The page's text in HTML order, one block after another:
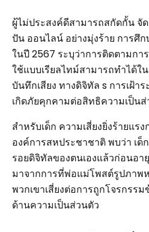
ผู้ไม่ประสงค์ดีสามารถสกัดกั้น จั
ปัน ออนไลน์ อย่างมุ่งร้าย การศึก
ในปี 2567 ระบุว่าการติดตามก
ใช้แบบเรียลไทม์สามารถทำได้ใ
บันทึกเสียง ทางดิจิทัล s การเฝ้า
เกิดภัยคุกคามต่อสิทธิความเป็น
สำหรับเด็ก ความเสี่ยงยิ่งร้ายแร
องค์การสหประชาชาติ พบว่า เด็
รอยดิจิทัลของตนเองแล้วก่อนอ
มาจากการที่พ่อแม่โพสต์รูปภาพ
พวกเขาเสี่ยงต่อการถูกโจรกร
ด้านความเป็นส่วนตัว